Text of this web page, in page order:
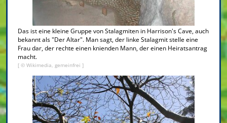
Das ist eine kleine Gruppe von Stalagmiten in Harrison's Cave, auch
bekannt als "Der Altar". Man sagt, der linke Stalagmit stelle eine
Frau dar, der rechte einen knienden Mann, der einen Heiratsantrag
macht.
[ © Wikimedia, gemeinfrei ]